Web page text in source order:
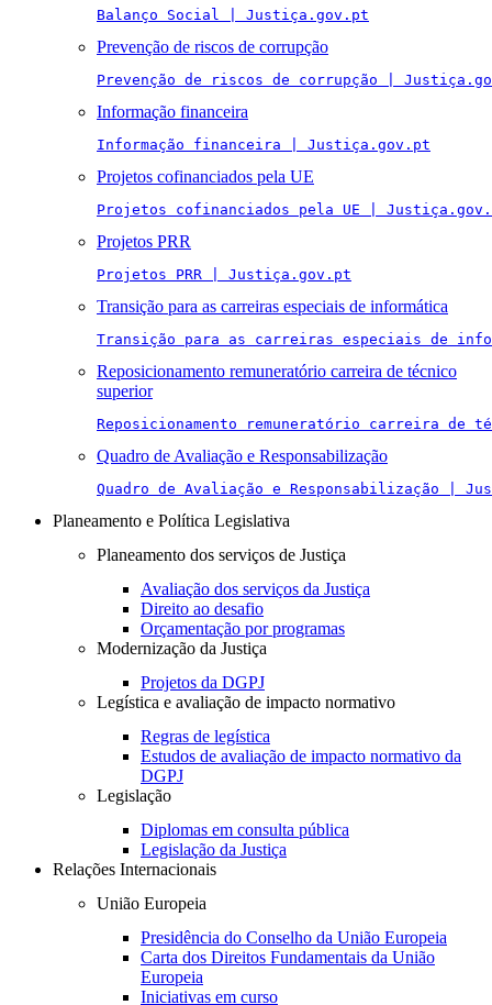
Balanço Social | Justiça.gov.pt
Prevenção de riscos de corrupção
Prevenção de riscos de corrupção |
Informação financeira
Informação financeira | Justiça.gov.pt
Projetos cofinanciados pela UE
Projetos cofinanciados pela UE |
Projetos PRR
Projetos PRR | Justiça.gov.pt
Transição para as carreiras especiais de informática
Transição para as carreiras especiais de
Reposicionamento remuneratório carreira de técnico
superior
Reposicionamento remuneratório carreira
Quadro de Avaliação e Responsabilização
Quadro de Avaliação e Responsabilização |
Planeamento e Política Legislativa
Planeamento dos serviços de Justiça
Avaliação dos serviços da Justiça
Direito ao desafio
Orçamentação por programas
Modernização da Justiça
Projetos da DGPJ
Legística e avaliação de impacto normativo
Regras de legística
Estudos de avaliação de impacto normativo da
DGPJ
Legislação
Diplomas em consulta pública
Legislação da Justiça
Relações Internacionais
União Europeia
Presidência do Conselho da União Europeia
Carta dos Direitos Fundamentais da União
Europeia
Iniciativas em curso